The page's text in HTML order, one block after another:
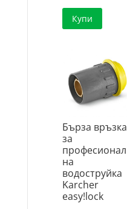
Купи
Бърза връзка
за
професионал
на
водоструйка
Karcher
easy!lock